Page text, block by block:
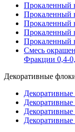
Прокаленный
Прокаленный
Прокаленный
Прокаленный
Прокаленный
Смесь
Фракции 0,4-
Декоративные